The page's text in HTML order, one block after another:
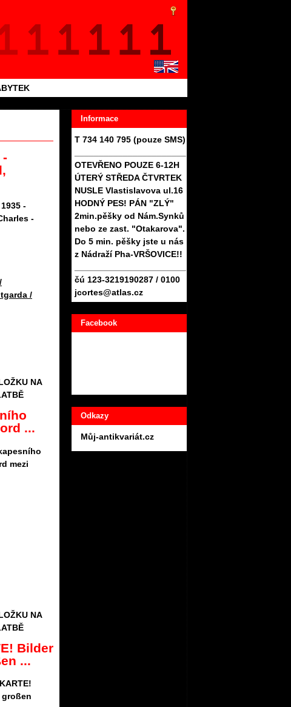
Informace
T 734 140 795 (pouze SMS)
OTEVŘENO POUZE 6-12H
ÚTERÝ STŘEDA ČTVRTEK
NUSLE Vlastislavova ul.16
HODNÝ PES! PÁN "ZLÝ"
2min.pěšky od Nám.Synků
nebo ze zast. "Otakarova".
Do 5 min. pěšky jste u nás
z Nádraží Pha-VRŠOVICE!!
čú 123-3219190287 / 0100
jcortes@atlas.cz
Facebook
Odkazy
Můj-antikvariát.cz
-
-
-
/
NA
...
mezi
NA
Bilder
...